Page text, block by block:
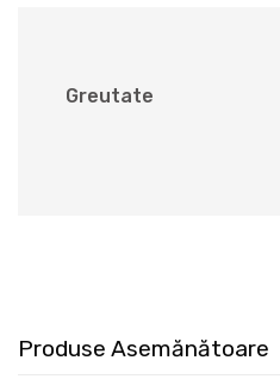
Greutate
Produse Asemănătoare